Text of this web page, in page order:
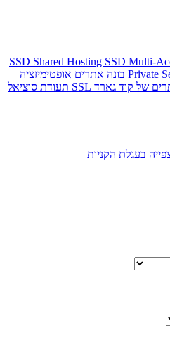
SSD Shared Hosting SSD Multi-
Private בונה אתרים אופטימיזציה
של קוד גארד SSL תעודת
סוציאל
בעגלת הקניות